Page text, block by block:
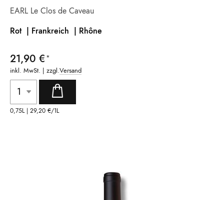
EARL Le Clos de Caveau
Rot | Frankreich | Rhône
21,90 €
inkl. MwSt. | zzgl.Versand
0,75L | 29,20 €/1L